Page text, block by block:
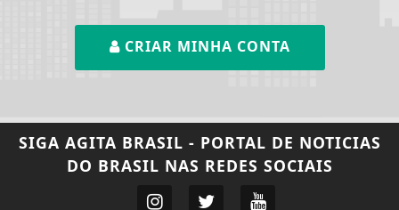
CRIAR MINHA CONTA
SIGA AGITA BRASIL - PORTAL DE NOTICIAS
DO BRASIL NAS REDES SOCIAIS